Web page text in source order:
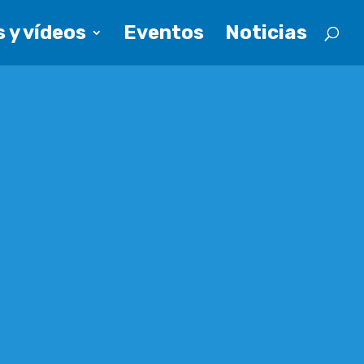
y vídeos Eventos Noticias